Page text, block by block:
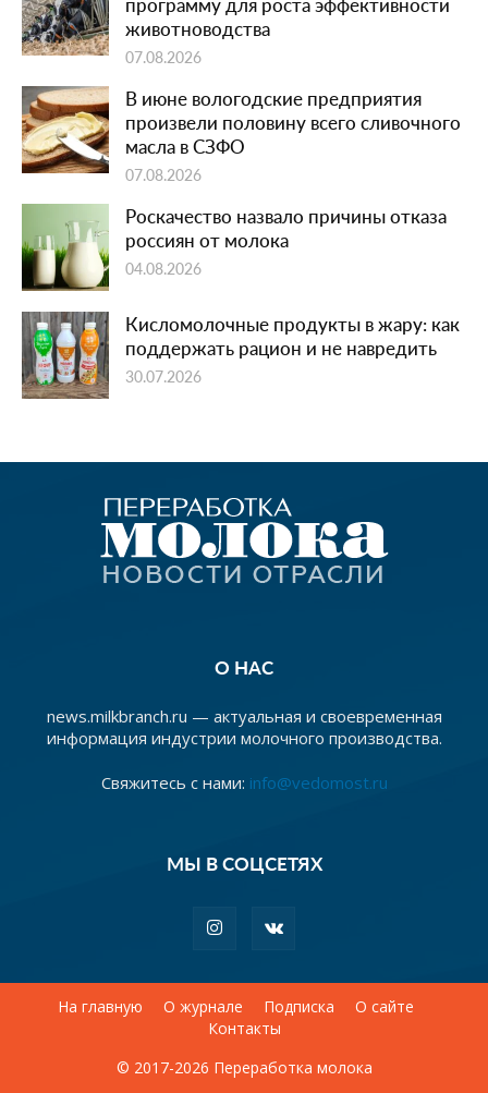
животноводства
07.08.2026
В июне вологодские предприятия
произвели половину всего сливочного
масла в СЗФО
07.08.2026
Роскачество назвало причины отказа
россиян от молока
04.08.2026
Кисломолочные продукты в жару: как
поддержать рацион и не навредить
30.07.2026
О НАС
news.milkbranch.ru — актуальная и своевременная
информация индустрии молочного производства.
Свяжитесь с нами: info@vedomost.ru
МЫ В СОЦСЕТЯХ
На главную О журнале Подписка
О сайте
Контакты
© 2017-2026 Переработка молока